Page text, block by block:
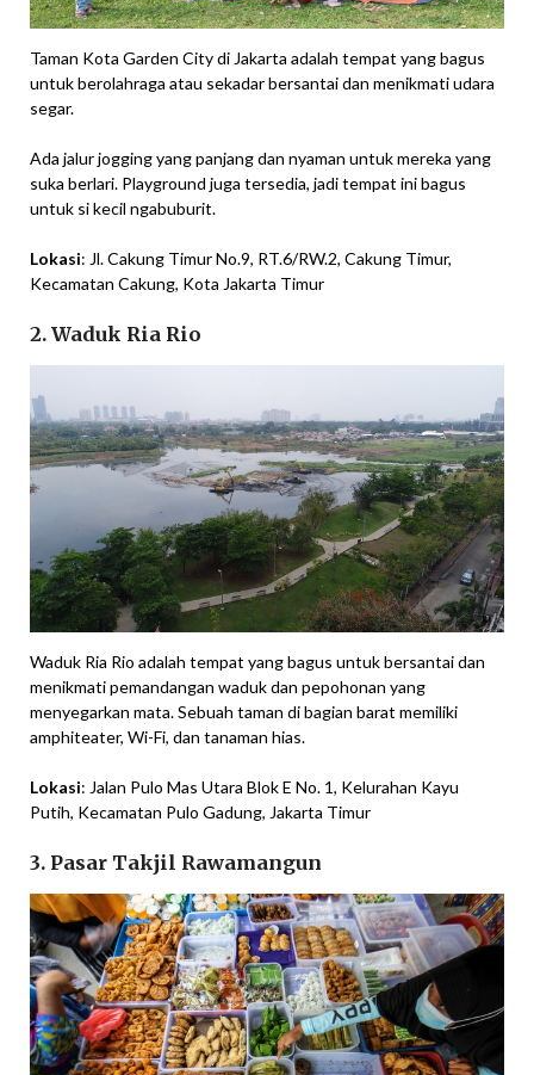
Taman Kota Garden City di Jakarta adalah tempat yang bagus
untuk berolahraga atau sekadar bersantai dan menikmati udara
segar.
Ada jalur jogging yang panjang dan nyaman untuk mereka yang
suka berlari. Playground juga tersedia, jadi tempat ini bagus
untuk si kecil ngabuburit.
Lokasi: Jl. Cakung Timur No.9, RT.6/RW.2, Cakung Timur,
Kecamatan Cakung, Kota Jakarta Timur
2. Waduk Ria Rio
Waduk Ria Rio adalah tempat yang bagus untuk bersantai dan
menikmati pemandangan waduk dan pepohonan yang
menyegarkan mata. Sebuah taman di bagian barat memiliki
amphiteater, Wi-Fi, dan tanaman hias.
Lokasi: Jalan Pulo Mas Utara Blok E No. 1, Kelurahan Kayu
Putih, Kecamatan Pulo Gadung, Jakarta Timur
3. Pasar Takjil Rawamangun